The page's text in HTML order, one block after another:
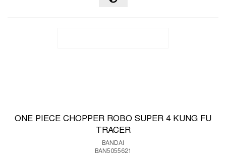
ONE PIECE CHOPPER ROBO SUPER 4 KUNG FU
TRACER
BANDAI
BAN5055621